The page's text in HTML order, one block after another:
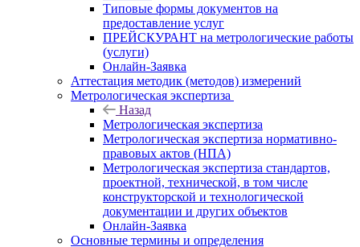
Типовые формы документов на
предоставление услуг
ПРЕЙСКУРАНТ на метрологические работы
(услуги)
Онлайн-Заявка
Аттестация методик (методов) измерений
Метрологическая экспертиза
Назад
Метрологическая экспертиза
Метрологическая экспертиза нормативно-
правовых актов (НПА)
Метрологическая экспертиза стандартов,
проектной, технической, в том числе
конструкторской и технологической
документации и других объектов
Онлайн-Заявка
Основные термины и определения